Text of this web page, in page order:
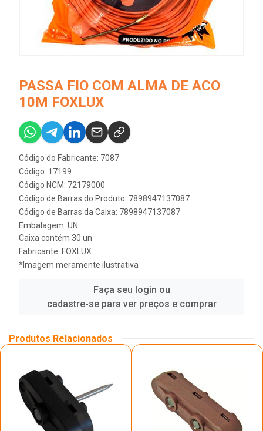
PASSA FIO COM ALMA DE ACO
10M FOXLUX
Código do Fabricante: 7087
Código: 17199
Código NCM: 72179000
Código de Barras do Produto: 7898947137087
Código de Barras da Caixa: 7898947137087
Embalagem: UN
Caixa contém 30 un
Fabricante: FOXLUX
*Imagem meramente ilustrativa
Faça seu login ou
cadastre-se para ver preços e comprar
Produtos Relacionados